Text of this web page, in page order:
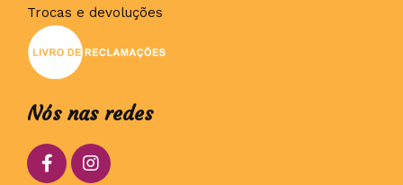
Trocas e devoluções
Nós nas redes